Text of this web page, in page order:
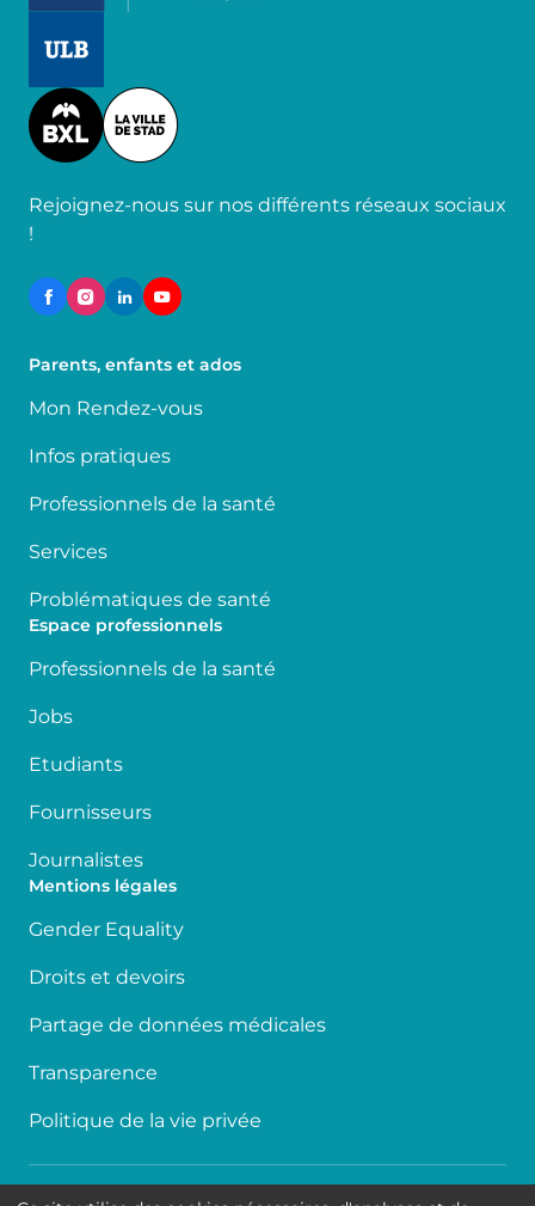
Image
Rejoignez-nous sur nos différents réseaux sociaux
!
Parents, enfants et ados
Mon Rendez-vous
Infos pratiques
Professionnels de la santé
Services
Problématiques de santé
Espace professionnels
Professionnels de la santé
Jobs
Etudiants
Fournisseurs
Journalistes
Mentions légales
Gender Equality
Droits et devoirs
Partage de données médicales
Transparence
Politique de la vie privée